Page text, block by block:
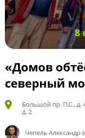
8
«Домов
северный
Большой пр. П.С., д.
д. 2
Чепель Александр